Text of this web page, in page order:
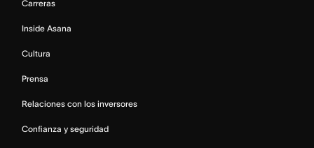
Carreras
Inside Asana
Cultura
Prensa
Relaciones con los inversores
Confianza y seguridad